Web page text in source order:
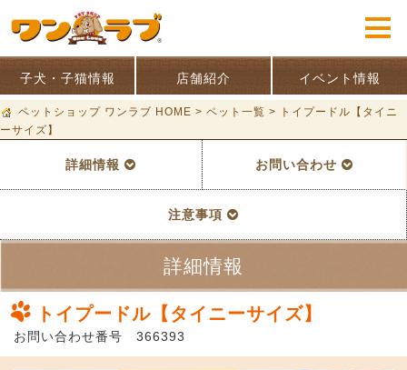
子犬・子猫情報 店舗紹介 イベント情報
ペットショップ ワンラブ HOME > ペット一覧 >
トイプードル【タイニ
ーサイズ】
詳細情報 お問い合わせ
注意事項
詳細情報
トイプードル【タイニーサイズ】
お問い合わせ番号 366393